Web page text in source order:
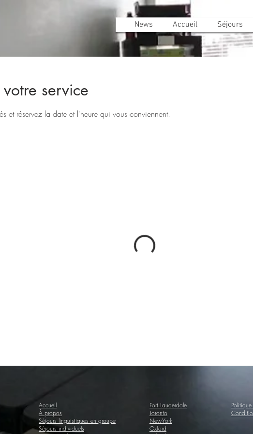
News Accueil Séjours
service
et réservez la date et l'heure qui vous conviennent.
Accueil
À propos
Séjours linguistiques en groupe
Séjours individuels
Fort Lauderdale
Toronto
New-York
Oxford